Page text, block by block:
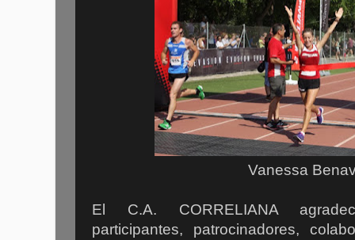
Vanessa
El C.A. CORRELIANA
participantes, patrocinadores,